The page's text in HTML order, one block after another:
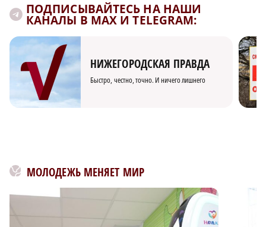
ПОДПИСЫВАЙТЕСЬ НА НАШИ
КАНАЛЫ В MAX И TELEGRAM:
НИЖЕГОРОДСКАЯ ПРАВДА
Быстро, честно, точно. И ничего лишнего
МОЛОДЕЖЬ МЕНЯЕТ МИР